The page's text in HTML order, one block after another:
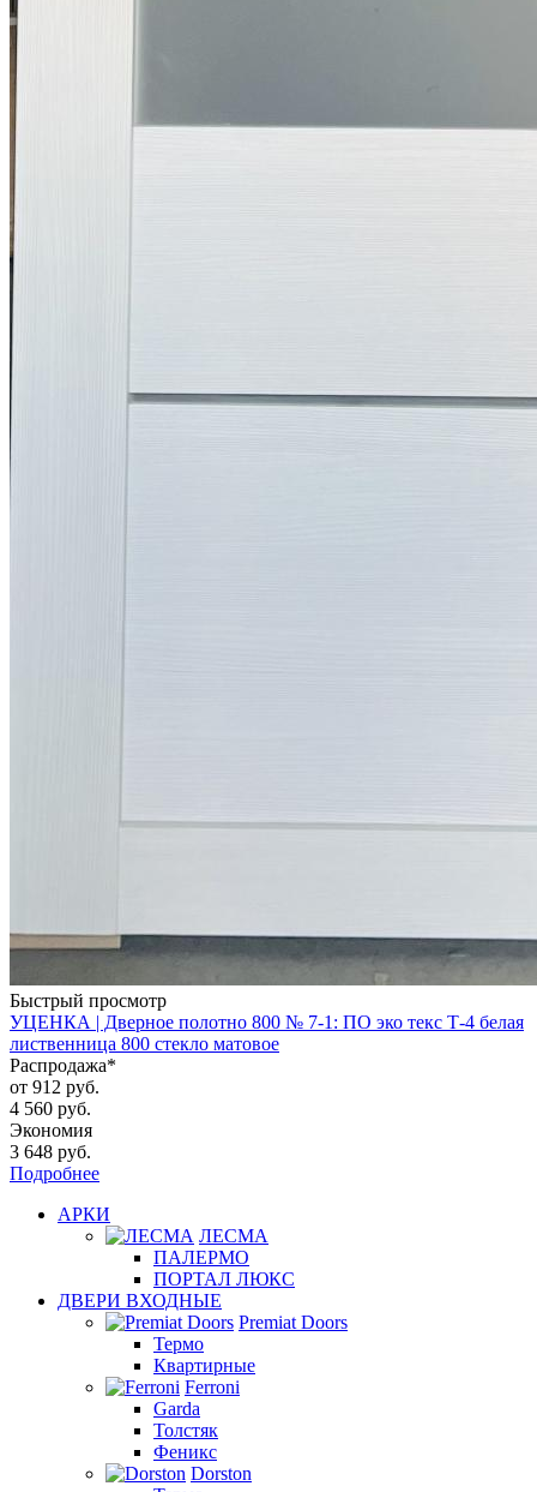
Быстрый просмотр
УЦЕНКА | Дверное полотно 800 № 7-1: ПО эко текс Т-4 белая
лиственница 800 стекло матовое
Распродажа*
от 912 руб.
4 560 руб.
Экономия
3 648 руб.
Подробнее
АРКИ
ЛЕСМА
ПАЛЕРМО
ПОРТАЛ ЛЮКС
ДВЕРИ ВХОДНЫЕ
Premiat Doors
Термо
Квартирные
Ferroni
Garda
Толстяк
Феникс
Dorston